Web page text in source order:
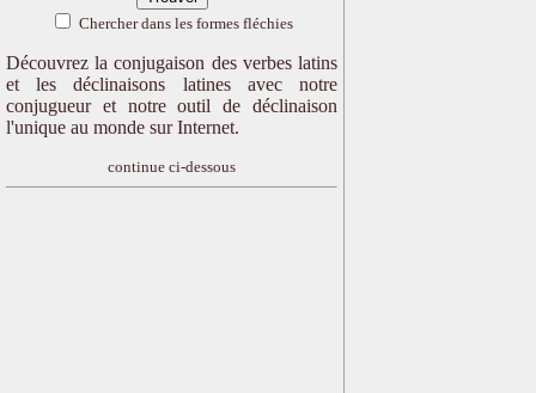
Chercher dans les formes fléchies
Découvrez la conjugaison des verbes latins
et les déclinaisons latines avec notre
conjugueur et notre outil de déclinaison
l'unique au monde sur Internet.
continue ci-dessous